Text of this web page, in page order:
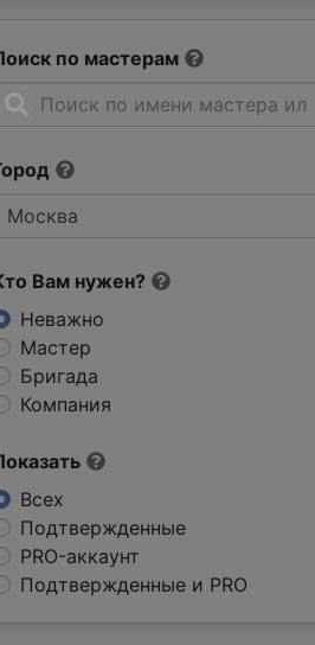
по мастерам
Вам нужен?
Неважно
Мастер
Бригада
Компания
Всех
Подтвержденные
PRO-аккаунт
Подтвержденные и PRO